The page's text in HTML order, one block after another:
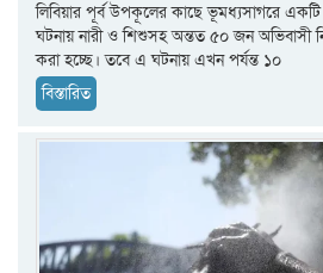
লিবিয়ার পূর্ব উপকূলের কাছে ভূমধ্যসাগরে
ঘটনায় নারী ও শিশুসহ অন্তত ৫০ জন অভিবাসী
করা হচ্ছে। তবে এ ঘটনায় এখন পর্যন্ত ১০
বিস্তারিত